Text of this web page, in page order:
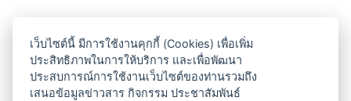
เว็บไซต์นี้ มีการใช้งานคุกกี้ (Cookies) เพื่อเพิ่ม
ประสิทธิภาพในการให้บริการ และเพื่อพัฒนา
ประสบการณ์การใช้งานเว็บไซต์ของท่านรวมถึง
เสนอข้อมูลข่าวสาร กิจกรรม ประชาสัมพันธ์